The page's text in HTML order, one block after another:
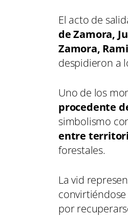
El acto de
de Zamora,
Zamora,
despidieron a
Uno de los
procedente
simbolismo
entre
forestales.
La vid
por